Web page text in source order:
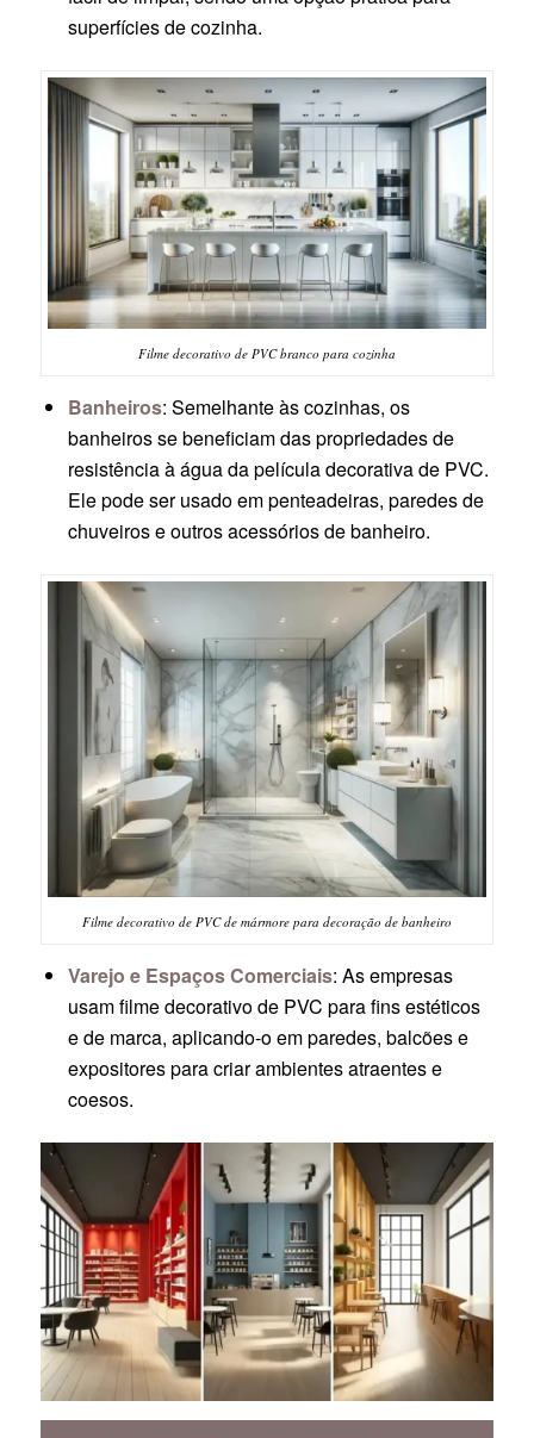
superfícies de cozinha.
Filme decorativo de PVC branco para cozinha
Banheiros: Semelhante às cozinhas, os
banheiros se beneficiam das propriedades de
resistência à água da película decorativa de PVC.
Ele pode ser usado em penteadeiras, paredes de
chuveiros e outros acessórios de banheiro.
Filme decorativo de PVC de mármore para decoração de banheiro
Varejo e Espaços Comerciais: As empresas
usam filme decorativo de PVC para fins estéticos
e de marca, aplicando-o em paredes, balcões e
expositores para criar ambientes atraentes e
coesos.